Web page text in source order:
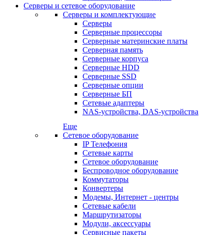
Серверы и сетевое оборудование
Серверы и комплектующие
Серверы
Серверные процессоры
Серверные материнские платы
Серверная память
Серверные корпуса
Серверные HDD
Серверные SSD
Серверные опции
Серверные БП
Сетевые адаптеры
NAS-устройства, DAS-устройства
Еще
Сетевое оборудование
IP Телефония
Сетевые карты
Сетевое оборудование
Беспроводное оборудование
Коммутаторы
Конвертеры
Модемы, Интернет - центры
Сетевые кабели
Маршрутизаторы
Модули, аксессуары
Сервисные пакеты